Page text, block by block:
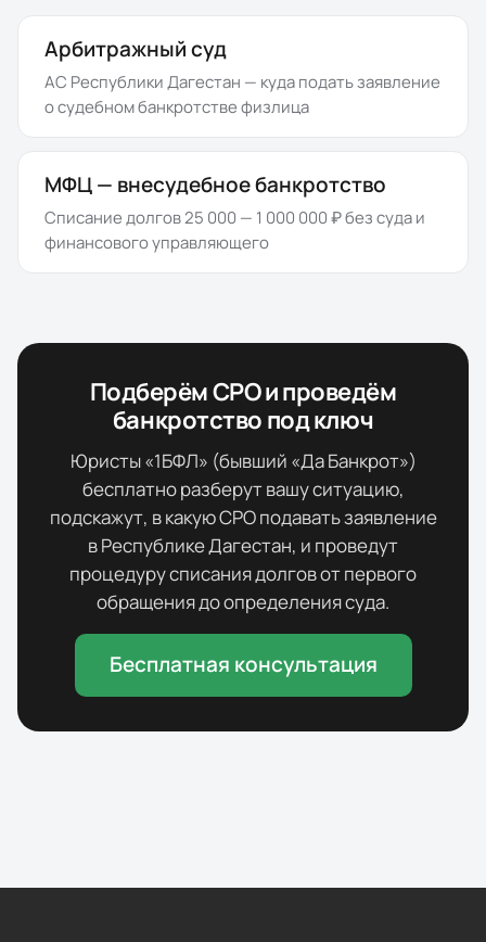
Арбитражный суд
АС Республики Дагестан — куда подать заявление
о судебном банкротстве физлица
МФЦ — внесудебное банкротство
Списание долгов 25 000 — 1 000 000 ₽ без суда и
финансового управляющего
Подберём СРО и проведём
банкротство под ключ
Юристы «1БФЛ» (бывший «Да Банкрот»)
бесплатно разберут вашу ситуацию,
подскажут, в какую СРО подавать заявление
вРеспублике Дагестан, и проведут
процедуру списания долгов от первого
обращения до определения суда.
Бесплатная консультация